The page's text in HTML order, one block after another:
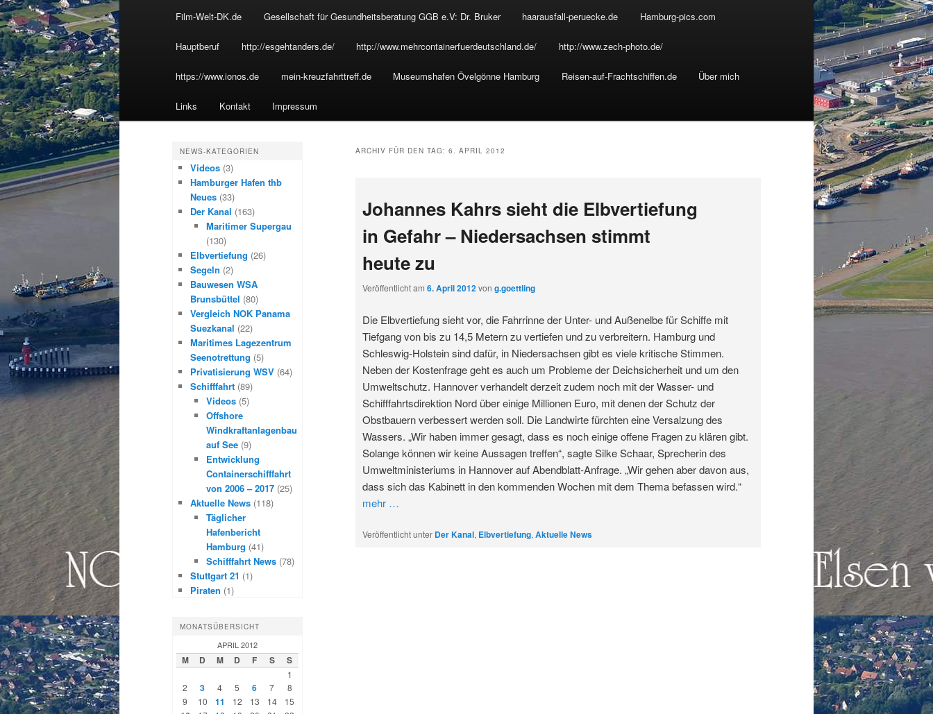
Inhalt
wechseln
sekundären
Inhalt
Film-Welt-DK.de Gesellschaft für Gesundheitsberatung GGB e.V: Dr. Bruker haarausfall-peruecke.de Hamburg-pics.com
Hauptberuf http://esgehtanders.de/ http://www.mehrcontainerfuerdeutschland.de/ http://www.zech-photo.de/
https://www.ionos.de mein-kreuzfahrttreff.de Museumshafen Övelgönne Hamburg Reisen-auf-Frachtschiffen.de Über mich
Links Kontakt Impressum
ARCHIV FÜR DEN TAG: 6. APRIL 2012
Johannes Kahrs sieht die Elbvertiefung
in Gefahr – Niedersachsen stimmt
heute zu
Veröffentlicht am 6. April 2012von g.goettling
Die Elbvertiefung sieht vor, die Fahrrinne der Unter- und Außenelbe für Schiffe mit
Tiefgang von bis zu 14,5 Metern zu vertiefen und zu verbreitern. Hamburg und
Schleswig-Holstein sind dafür, in Niedersachsen gibt es viele kritische Stimmen.
Neben der Kostenfrage geht es auch um Probleme der Deichsicherheit und um den
Umweltschutz. Hannover verhandelt derzeit zudem noch mit der Wasser- und
Schifffahrtsdirektion Nord über einige Millionen Euro, mit denen der Schutz der
Obstbauern verbessert werden soll. Die Landwirte fürchten eine Versalzung des
Wassers. „Wir haben immer gesagt, dass es noch einige offene Fragen zu klären gibt.
Solange können wir keine Aussagen treffen“, sagte Silke Schaar, Sprecherin des
Umweltministeriums in Hannover auf Abendblatt-Anfrage. „Wir gehen aber davon aus,
dass sich das Kabinett in den kommenden Wochen mit dem Thema befassen wird.“
mehr …
Veröffentlicht unter Der Kanal, Elbvertiefung, Aktuelle News
NEWS-KATEGORIEN
Videos (3)
Hamburger Hafen thb
Neues (33)
Der Kanal (163)
Maritimer Supergau
(130)
Elbvertiefung (26)
Segeln (2)
Bauwesen WSA
Brunsbüttel (80)
Vergleich NOK Panama
Suezkanal (22)
Maritimes Lagezentrum
Seenotrettung (5)
Privatisierung WSV (64)
Schifffahrt (89)
Videos(5)
Offshore
Windkraftanlagenbau
auf See(9)
Entwicklung
Containerschifffahrt
von 2006 – 2017(25)
Aktuelle News (118)
Täglicher
Hafenbericht
Hamburg (41)
Schifffahrt News(78)
Stuttgart 21 (1)
Piraten (1)
MONATSÜBERSICHT
APRIL 2012
M D M D F S S
1
2
3 4 5 6 7
8
9
10 11 12 13 14 15